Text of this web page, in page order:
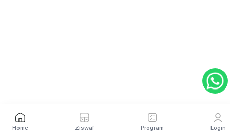
Home Ziswaf Program Login